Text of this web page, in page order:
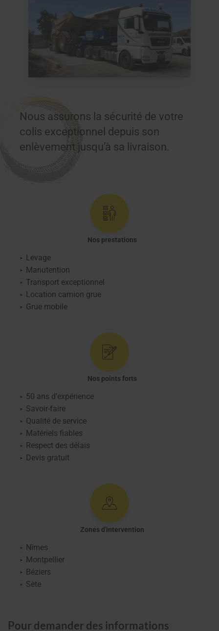
Nous assurons la sécurité de votre
colis exceptionnel depuis son
enlèvement jusqu’à sa livraison.
Nos prestations
Levage
Manutention
Transport exceptionnel
Location camion grue
Grue mobile
Nos points forts
50 ans d’expérience
Savoir-faire
Qualité de service
Matériels fiables
Respect des délais
Devis gratuit
Zones d'intervention
Nîmes
Montpellier
Béziers
Sète
Pour demander des informations